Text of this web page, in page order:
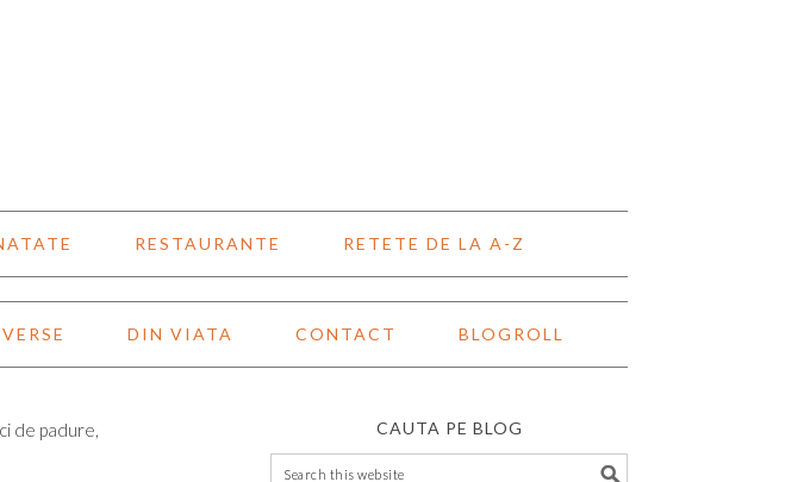
RESTAURANTE RETETE DE LA A-Z
DIN VIATA CONTACT BLOGROLL
de padure,
CAUTA PE BLOG